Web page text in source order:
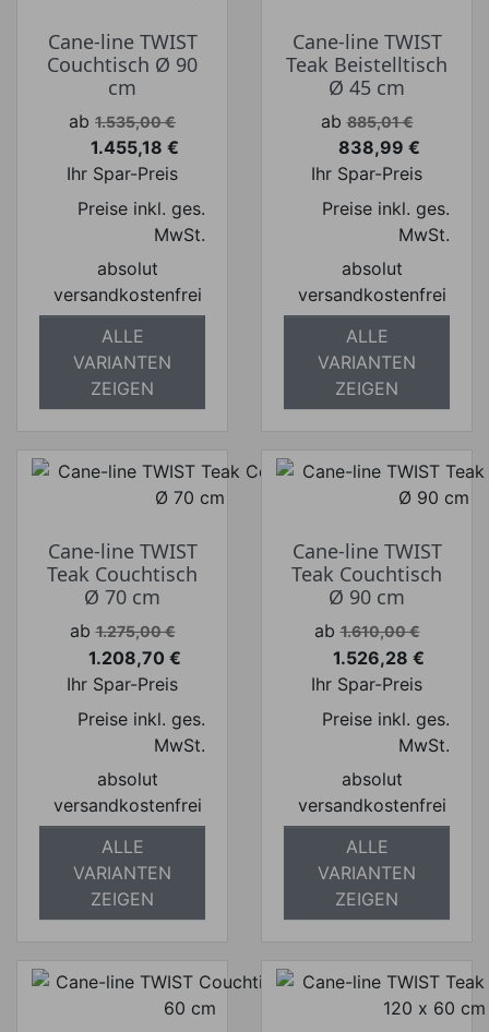
Cane-line TWIST
Couchtisch Ø 90
cm
Verkaufspreis
ab 1.535,00 €
Preis
1.455,18 €
Ihr Spar-Preis
Preise inkl. ges.
MwSt.
absolut
versandkostenfrei
ALLE
VARIANTEN
ZEIGEN
Cane-line TWIST
Teak Beistelltisch
Ø 45 cm
Verkaufspreis
ab 885,01 €
Preis
838,99 €
Ihr Spar-Preis
Preise inkl. ges.
MwSt.
absolut
versandkostenfrei
ALLE
VARIANTEN
ZEIGEN
Cane-line TWIST
Teak Couchtisch
Ø 70 cm
Verkaufspreis
ab 1.275,00 €
Preis
1.208,70 €
Ihr Spar-Preis
Preise inkl. ges.
MwSt.
absolut
versandkostenfrei
ALLE
VARIANTEN
ZEIGEN
Cane-line TWIST
Teak Couchtisch
Ø 90 cm
Verkaufspreis
ab 1.610,00 €
Preis
1.526,28 €
Ihr Spar-Preis
Preise inkl. ges.
MwSt.
absolut
versandkostenfrei
ALLE
VARIANTEN
ZEIGEN